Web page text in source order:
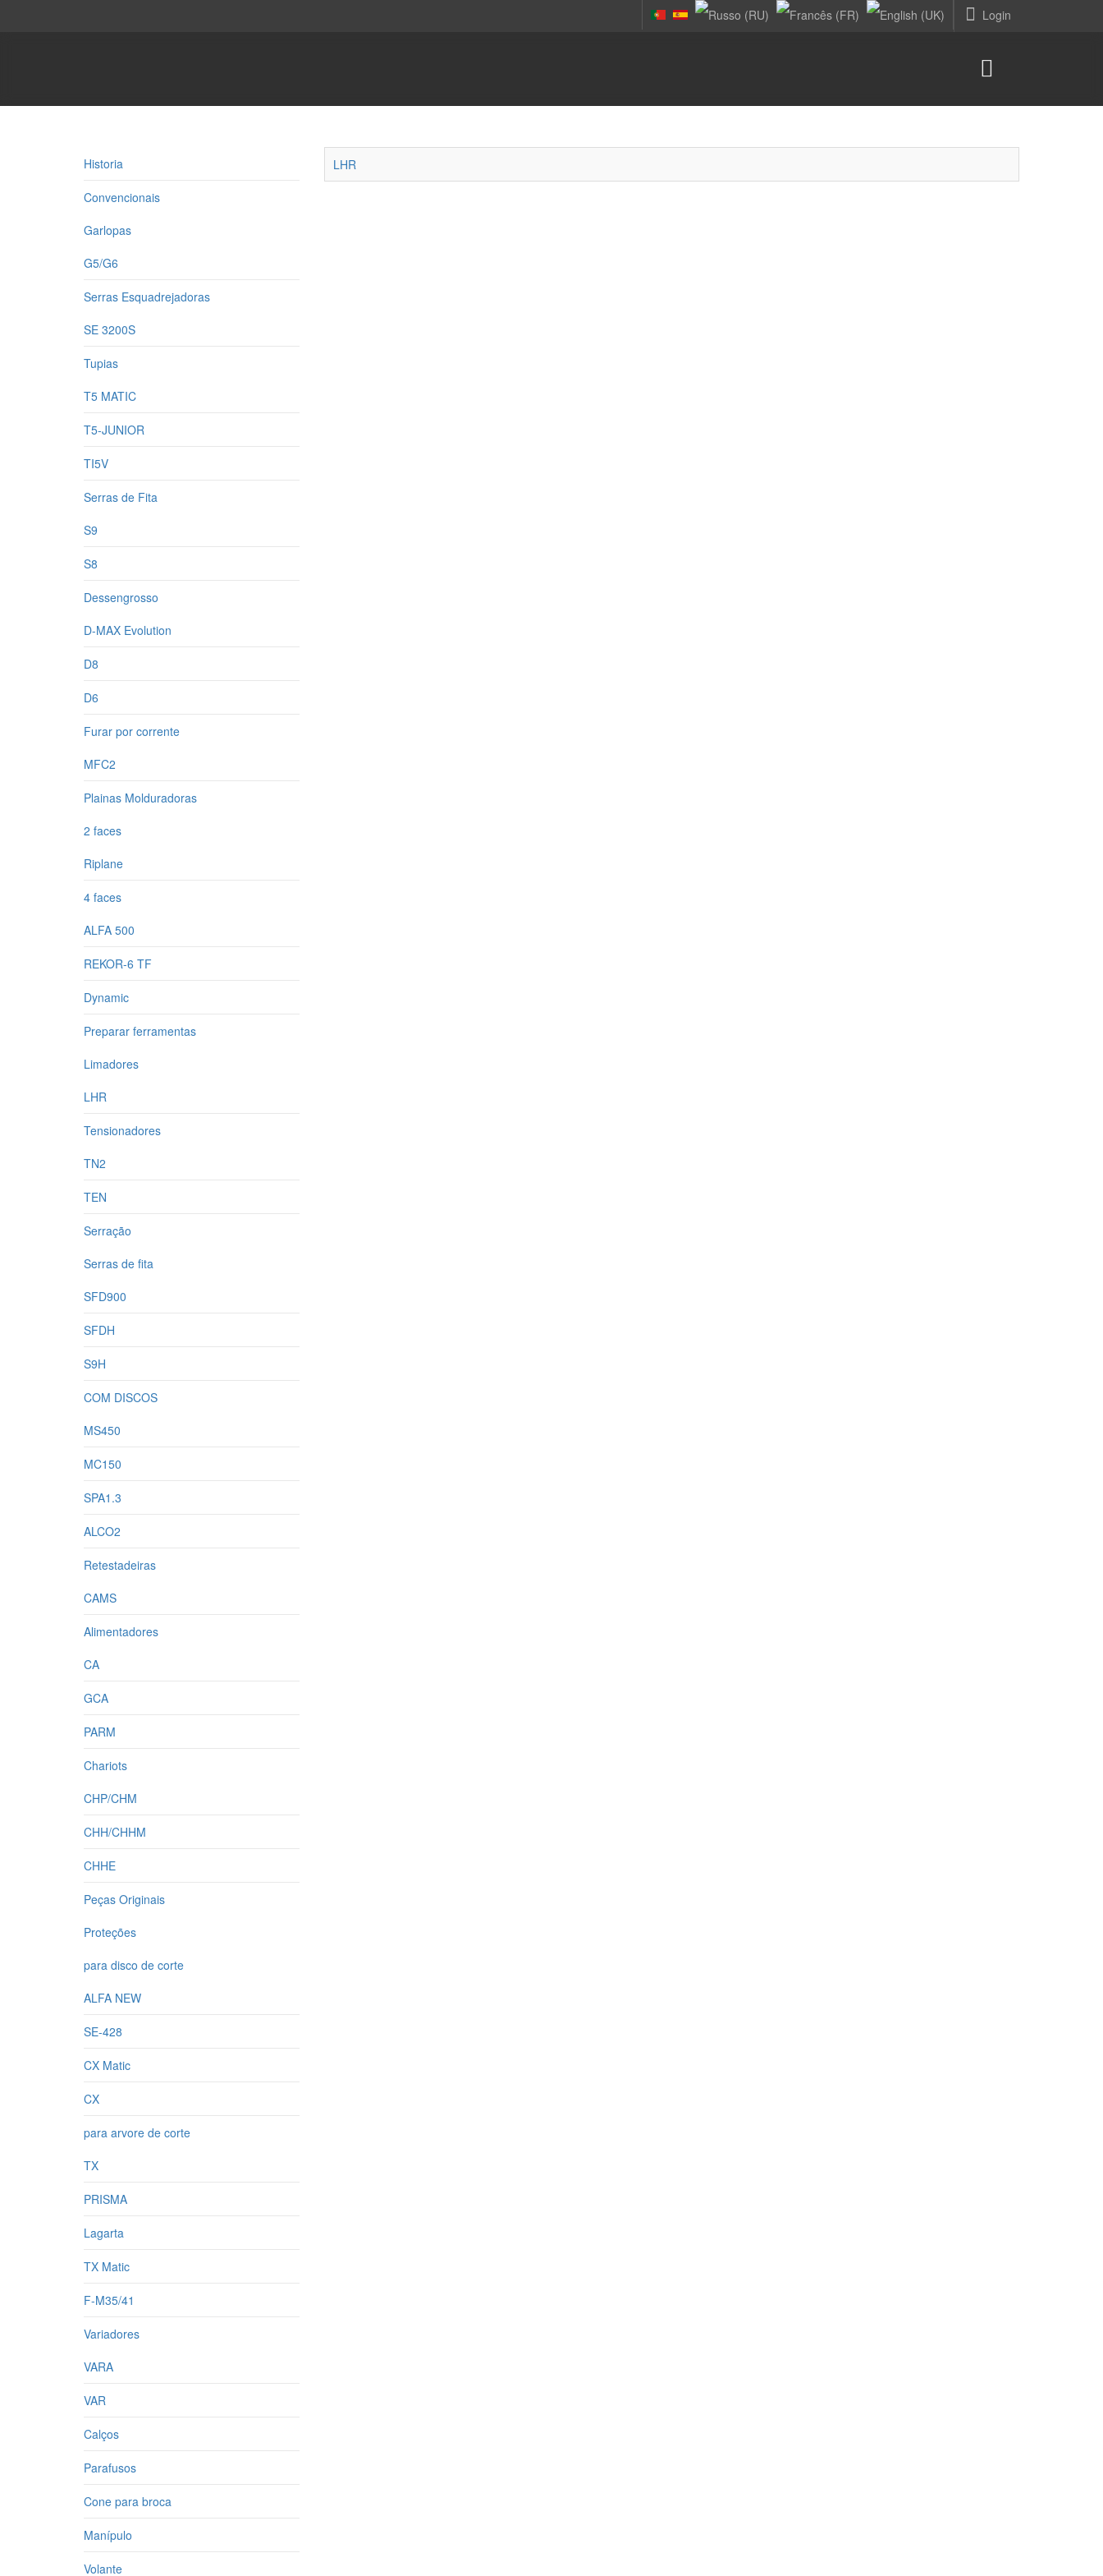
Login
Historia
Convencionais
Garlopas
G5/G6
Serras Esquadrejadoras
SE 3200S
Tupias
T5 MATIC
T5-JUNIOR
TI5V
Serras de Fita
S9
S8
Dessengrosso
D-MAX Evolution
D8
D6
Furar por corrente
MFC2
Plainas Molduradoras
2 faces
Riplane
4 faces
ALFA 500
REKOR-6 TF
Dynamic
Preparar ferramentas
Limadores
LHR
Tensionadores
TN2
TEN
Serração
Serras de fita
SFD900
SFDH
S9H
COM DISCOS
MS450
MC150
SPA1.3
ALCO2
Retestadeiras
CAMS
Alimentadores
CA
GCA
PARM
Chariots
CHP/CHM
CHH/CHHM
CHHE
Peças Originais
Proteções
para disco de corte
ALFA NEW
SE-428
CX Matic
CX
para arvore de corte
TX
PRISMA
Lagarta
TX Matic
F-M35/41
Variadores
VARA
VAR
Calços
Parafusos
Cone para broca
Manípulo
Volante
LHR